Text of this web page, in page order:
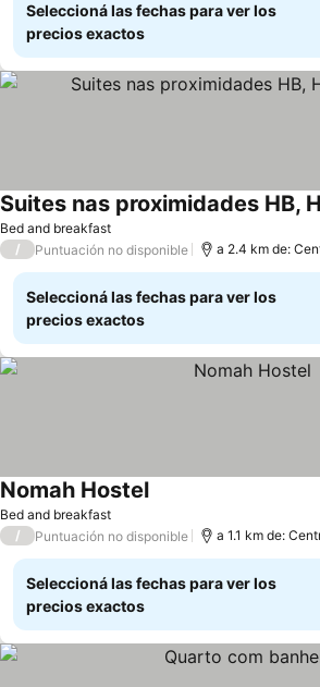
Seleccioná las fechas para ver los
precios exactos
Bed and breakfast
Suites nas proximidades HB,
/ Puntuación no disponible a 2.4 km de:
Seleccioná las fechas para ver los
precios exactos
Bed and breakfast
Nomah Hostel
/ Puntuación no disponible a 1.1 km de:
Seleccioná las fechas para ver los
precios exactos